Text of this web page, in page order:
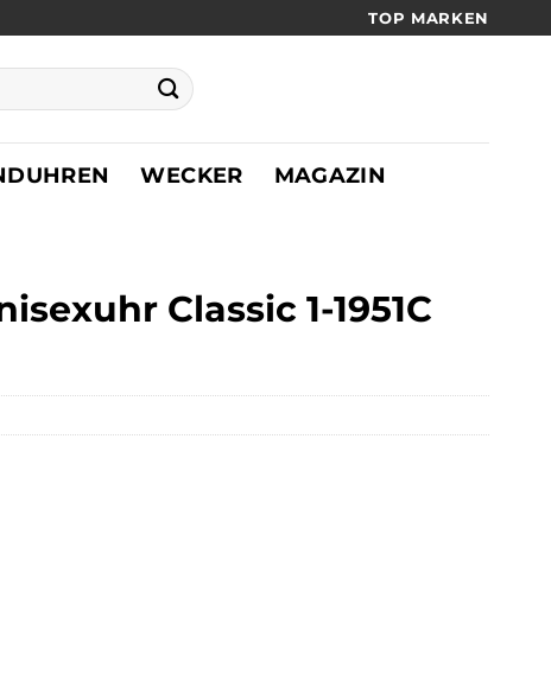
TOP MARKEN
WECKER MAGAZIN
Classic 1-1951C